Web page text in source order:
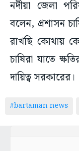
নদীয়া জেলা
বলেন, প্রশাসন
রাখছি কোথায়
চাষিরা যাতে
দায়িত্ব সরকারের।‌
#bartaman news